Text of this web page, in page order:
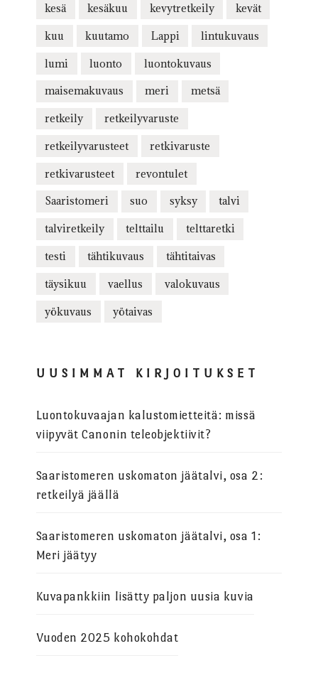
kesä kesäkuu kevytretkeily kevät
kuu kuutamo Lappi lintukuvaus
lumi luonto luontokuvaus
maisemakuvaus meri metsä
retkeily retkeilyvaruste
retkeilyvarusteet retkivaruste
retkivarusteet revontulet
Saaristomeri suo syksy talvi
talviretkeily telttailu telttaretki
testi tähtikuvaus tähtitaivas
täysikuu vaellus valokuvaus
yökuvaus yötaivas
UUSIMMAT KIRJOITUKSET
Luontokuvaajan kalustomietteitä: missä
viipyvät Canonin teleobjektiivit?
Saaristomeren uskomaton jäätalvi, osa 2:
retkeilyä jäällä
Saaristomeren uskomaton jäätalvi, osa 1:
Meri jäätyy
Kuvapankkiin lisätty paljon uusia kuvia
Vuoden 2025 kohokohdat